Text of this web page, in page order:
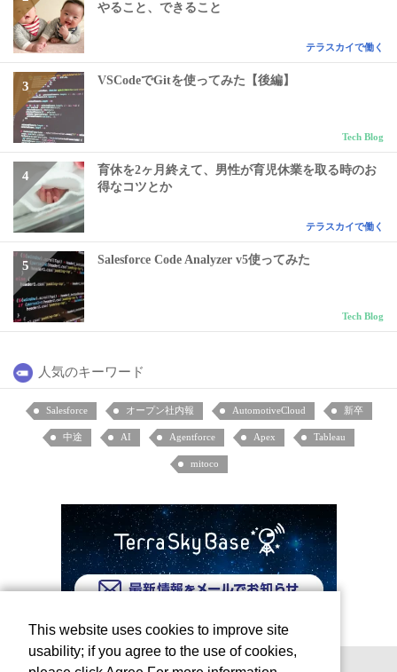
やること、できること
テラスカイで働く
VSCodeでGitを使ってみた【後編】
Tech Blog
育休を2ヶ月終えて、男性が育児休業を取る時のお
得なコツとか
テラスカイで働く
Salesforce Code Analyzer v5使ってみた
Tech Blog
人気のキーワード
Salesforce オープン社内報 AutomotiveCloud 新卒
中途 AI Agentforce Apex Tableau
mitoco
This website uses cookies to improve site
usability; if you agree to the use of cookies,